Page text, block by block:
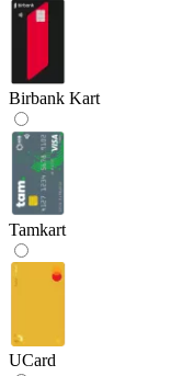
Birbank Kart
Tamkart
UCard